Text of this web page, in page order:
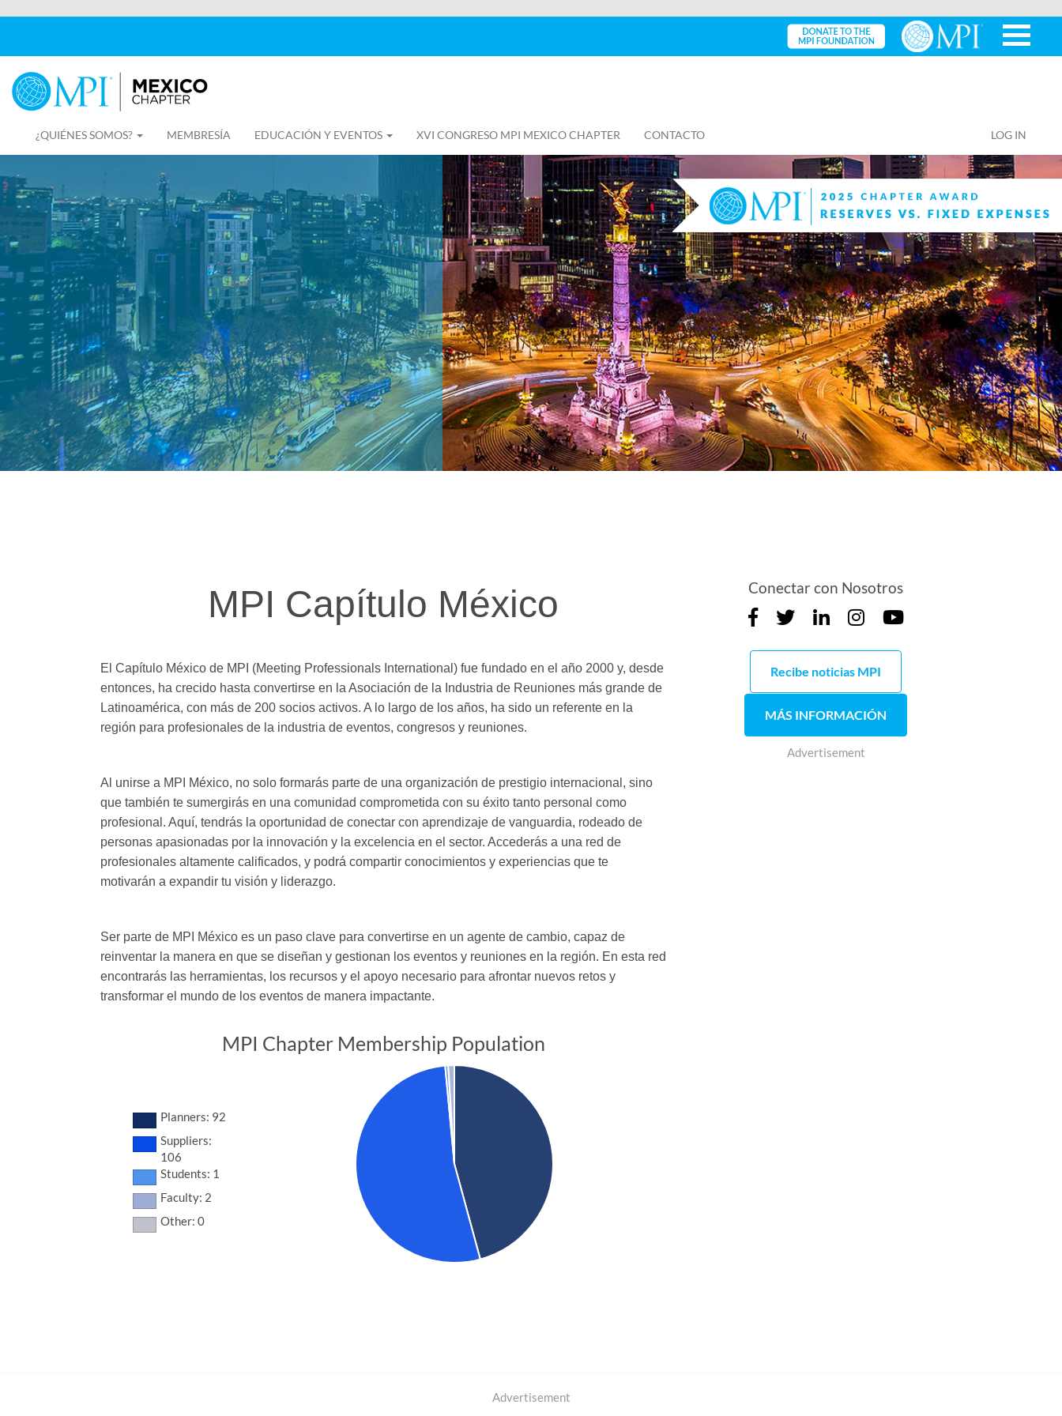
¿QUIÉNES SOMOS? MEMBRESÍA EDUCACIÓN Y EVENTOS XVI CONGRESO MPI MEXICO CHAPTER CONTACTO LOG IN
MPI Capítulo México
El Capítulo México de MPI (Meeting Professionals International) fue fundado en el año 2000 y, desde
entonces, ha crecido hasta convertirse en la Asociación de la Industria de Reuniones más grande de
Latinoamérica, con más de 200 socios activos. A lo largo de los años, ha sido un referente en la
región para profesionales de la industria de eventos, congresos y reuniones.
Al unirse a MPI México, no solo formarás parte de una organización de prestigio internacional, sino
que también te sumergirás en una comunidad comprometida con su éxito tanto personal como
profesional. Aquí, tendrás la oportunidad de conectar con aprendizaje de vanguardia, rodeado de
personas apasionadas por la innovación y la excelencia en el sector. Accederás a una red de
profesionales altamente calificados, y podrá compartir conocimientos y experiencias que te
motivarán a expandir tu visión y liderazgo.
Ser parte de MPI México es un paso clave para convertirse en un agente de cambio, capaz de
reinventar la manera en que se diseñan y gestionan los eventos y reuniones en la región. En esta red
encontrarás las herramientas, los recursos y el apoyo necesario para afrontar nuevos retos y
transformar el mundo de los eventos de manera impactante.
MPI Chapter Membership Population
Planners: 92
Suppliers:
106
Students: 1
Faculty: 2
Other: 0
Conectar con Nosotros
Recibe noticias MPI
MÁS INFORMACIÓN
Advertisement
Advertisement